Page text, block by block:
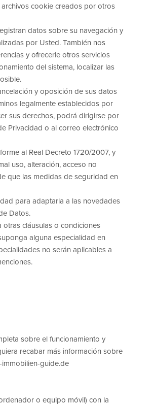
cookie creados por otros
datos sobre su navegación y
por Usted. También nos
y ofrecerle otros servicios
del sistema, localizar las
y oposición de sus datos
legalmente establecidos por
sus derechos, podrá dirigirse por
Privacidad o al correo electrónico
al Real Decreto 1720/2007, y
uso, alteración, acceso no
que las medidas de seguridad en
para adaptarla a las novedades
Datos.
cláusulas o condiciones
alguna especialidad en
no serán aplicables a
sobre el funcionamiento y
recabar más información sobre
guide.de
o equipo móvil) con la